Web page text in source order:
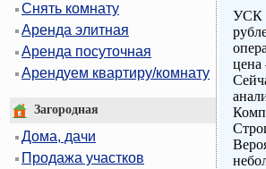
Снять комнату
Аренда элитная
Аренда посуточная
Арендуем квартиру/комнату
Загородная
Дома, дачи
Продажа участков
УСК
цена